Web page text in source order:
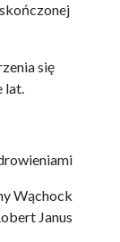
się
lat.
Wąchock
Janus